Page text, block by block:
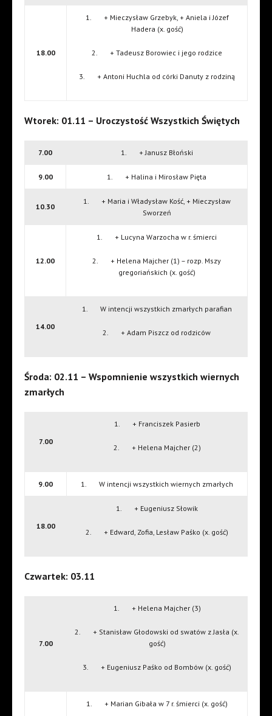
18.00
1. + Mieczysław Grzebyk, + Aniela i Józef
Hadera (x. gość)
2. + Tadeusz Borowiec i jego rodzice
3. + Antoni Huchla od córki Danuty z rodziną
Wtorek: 01.11 – Uroczystość Wszystkich Świętych
7.00 1. + Janusz Błoński
9.00 1. + Halina i Mirosław Pięta
10.30
1. + Maria i Władysław Kość, + Mieczysław
Sworzeń
12.00
1. + Lucyna Warzocha w r. śmierci
2. + Helena Majcher (1) – rozp. Mszy
gregoriańskich (x. gość)
14.00
1. W intencji wszystkich zmarłych parafian
2. + Adam Piszcz od rodziców
Środa: 02.11 – Wspomnienie wszystkich wiernych
zmarłych
7.00
1. + Franciszek Pasierb
2. + Helena Majcher (2)
9.00 1. W intencji wszystkich wiernych zmarłych
18.00
1. + Eugeniusz Słowik
2. + Edward, Zofia, Lesław Paśko (x. gość)
Czwartek: 03.11
7.00
1. + Helena Majcher (3)
2. + Stanisław Głodowski od swatów z Jasła (x.
gość)
3. + Eugeniusz Paśko od Bombów (x. gość)
1. + Marian Gibała w 7 r. śmierci (x. gość)